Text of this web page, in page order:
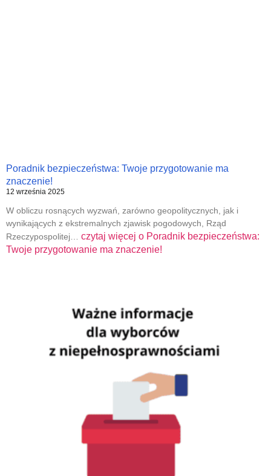
Poradnik bezpieczeństwa: Twoje przygotowanie ma
znaczenie!
12 września 2025
W obliczu rosnących wyzwań, zarówno geopolitycznych, jak i
wynikających z ekstremalnych zjawisk pogodowych, Rząd
Rzeczypospolitej… czytaj więcej o Poradnik bezpieczeństwa:
Twoje przygotowanie ma znaczenie!